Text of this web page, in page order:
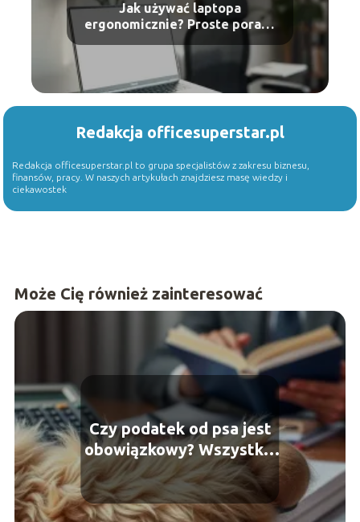
Jak używać laptopa
ergonomicznie? Proste porady
dla zdrowia
Redakcja officesuperstar.pl
Redakcja officesuperstar.pl to grupa specjalistów z zakresu biznesu,
finansów, pracy. W naszych artykułach znajdziesz masę wiedzy i
ciekawostek
Może Cię również zainteresować
Czy podatek od psa jest
obowiązkowy? Wszystko,
co musisz wiedzieć